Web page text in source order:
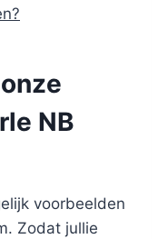
NB
voorbeelden
Zodat jullie